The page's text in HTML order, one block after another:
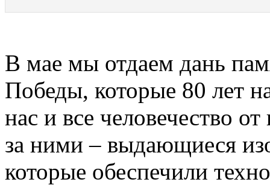
В мае мы отдаем дань
Победы, которые 80 лет
нас и все человечество
за ними – выдающиеся
которые обеспечили